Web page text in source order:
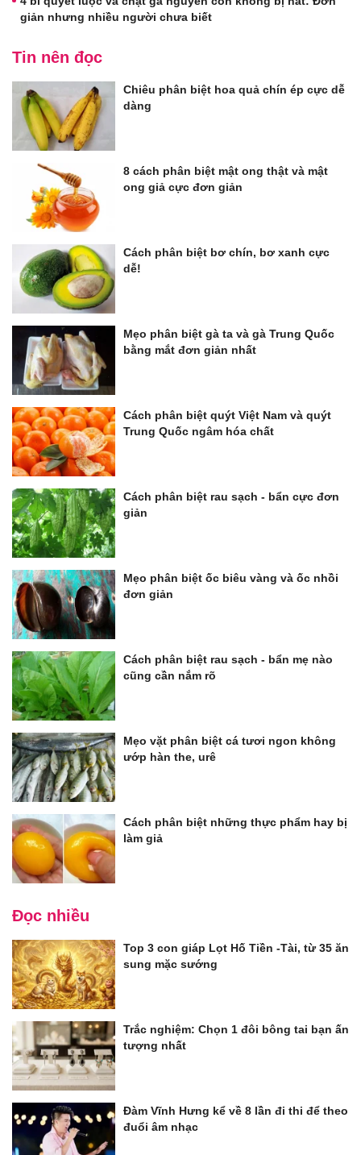
giản nhưng nhiều người chưa biết
Tin nên đọc
Chiêu phân biệt hoa quả chín ép cực dễ
dàng
8 cách phân biệt mật ong thật và mật
ong giả cực đơn giản
Cách phân biệt bơ chín, bơ xanh cực
dễ!
Mẹo phân biệt gà ta và gà Trung Quốc
bằng mắt đơn giản nhất
Cách phân biệt quýt Việt Nam và quýt
Trung Quốc ngâm hóa chất
Cách phân biệt rau sạch - bẩn cực đơn
giản
Mẹo phân biệt ốc biêu vàng và ốc nhồi
đơn giản
Cách phân biệt rau sạch - bẩn mẹ nào
cũng cần nắm rõ
Mẹo vặt phân biệt cá tươi ngon không
ướp hàn the, urê
Cách phân biệt những thực phẩm hay bị
làm giả
Đọc nhiều
Top 3 con giáp Lọt Hố Tiền -Tài, từ 35 ăn
sung mặc sướng
Trắc nghiệm: Chọn 1 đôi bông tai bạn ấn
tượng nhất
Đàm Vĩnh Hưng kể về 8 lần đi thi để theo
đuổi âm nhạc